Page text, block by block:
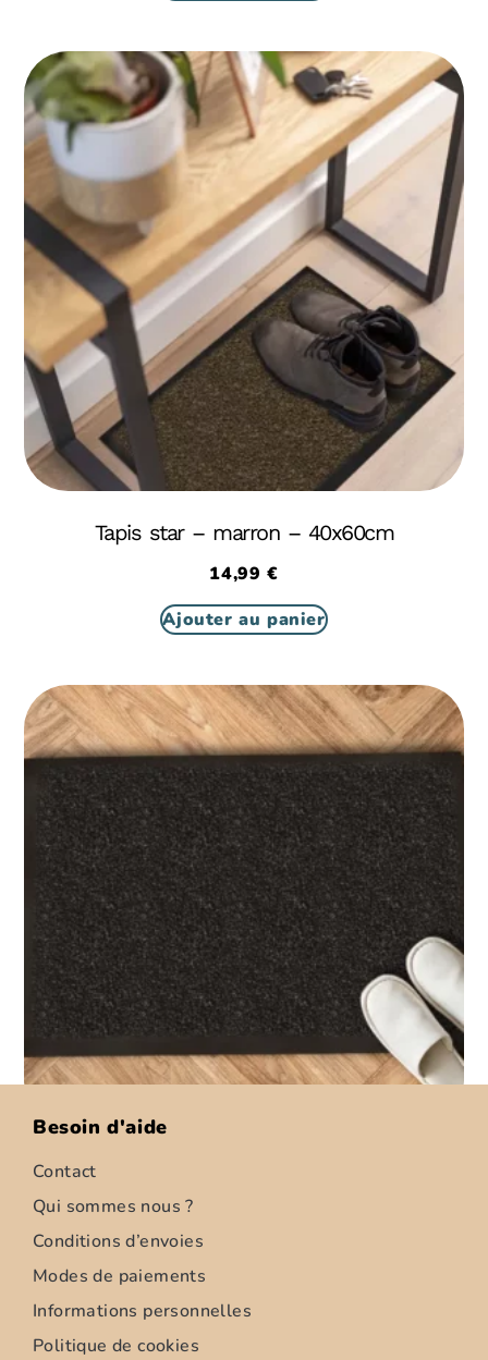
Tapis star – marron – 40x60cm
14,99 €
Ajouter au panier
Tapis star – gris foncé – 40x60cm
Ajouter au panier
←
Besoin d'aide
Contact
Qui sommes nous ?
Conditions d’envoies
Modes de paiements
Informations personnelles
Politique de cookies